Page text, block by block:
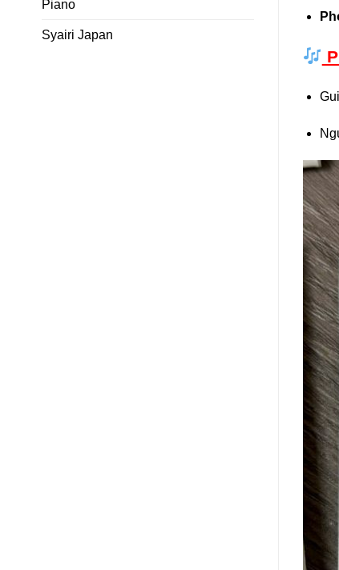
Piano
Syairi Japan